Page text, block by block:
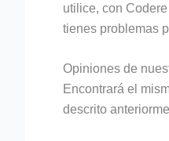
utilice, con
tienes problemas
Opiniones de
Encontrará el
descrito